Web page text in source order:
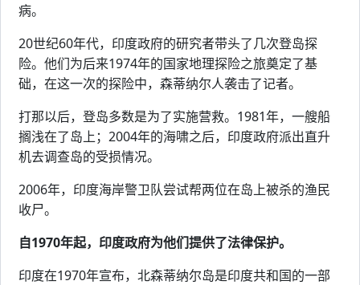
病。
20世纪60年代，印度政府的研究者带头了几次登岛探
险。他们为后来1974年的国家地理探险之旅奠定了基
础，在这一次的探险中，森蒂纳尔人袭击了记者。
打那以后，登岛多数是为了实施营救。1981年，一艘船
搁浅在了岛上；2004年的海啸之后，印度政府派出直升
机去调查岛的受损情况。
2006年，印度海岸警卫队尝试帮两位在岛上被杀的渔民
收尸。
自1970年起，印度政府为他们提供了法律保护。
印度在1970年宣布，北森蒂纳尔岛是印度共和国的一部